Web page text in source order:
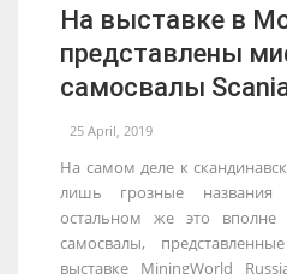
На выставке в
представлены
самосвалы
25 April, 2019
На самом деле к
лишь грозные
остальном же это вполне
самосвалы,
выставке MiningWorld